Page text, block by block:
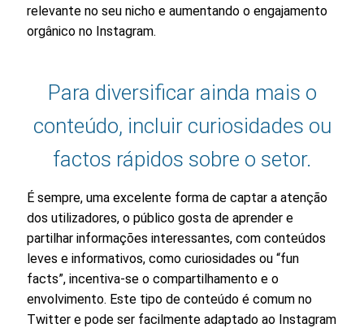
relevante no seu nicho e aumentando o engajamento
orgânico no Instagram.
Para diversificar ainda mais o
conteúdo, incluir curiosidades ou
factos rápidos sobre o setor.
É sempre, uma excelente forma de captar a atenção
dos utilizadores, o público gosta de aprender e
partilhar informações interessantes, com conteúdos
leves e informativos, como curiosidades ou “fun
facts”, incentiva-se o compartilhamento e o
envolvimento. Este tipo de conteúdo é comum no
Twitter e pode ser facilmente adaptado ao Instagram